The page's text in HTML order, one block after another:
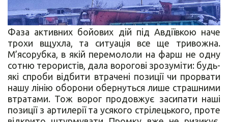
Фаза активних бойових дій під Авдіївкою наче
трохи вщухла, та ситуація все ще тривожна.
М’ясорубка, в якій перемололи на фарш не одну
сотню терористів, дала ворогові зрозуміти: будь-
які спроби відбити втрачені позиції чи прорвати
нашу лінію оборони обернуться лише страшними
втратами. Тож ворог продовжує засипати наші
позиції з артилерії та усякого стрілецького, проте